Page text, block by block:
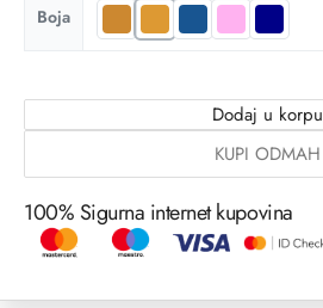
Boja
Dodaj u korpu
KUPI ODMAH
100% Sigurna internet kupovina